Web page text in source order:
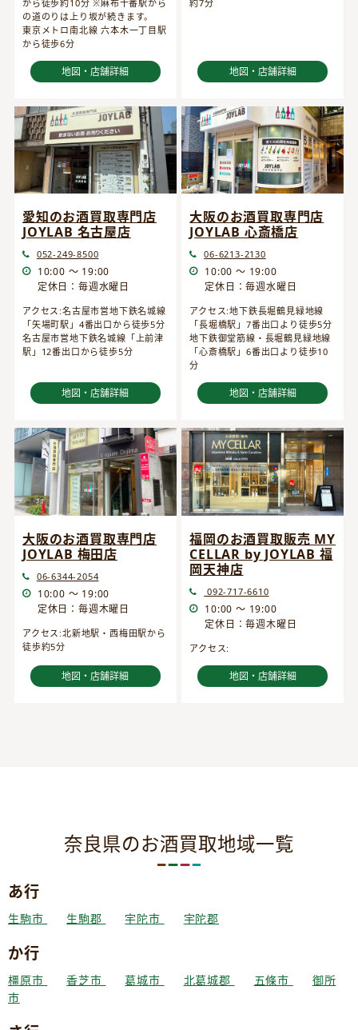
から徒歩約10分 ※麻布十番駅から
の道のりは上り坂が続きます。
東京メトロ南北線 六本木一丁目駅
から徒歩6分
地図・店舗詳細
約7分
地図・店舗詳細
愛知のお酒買取専門店
JOYLAB 名古屋店
052-249-8500
10:00 ～ 19:00
定休日：毎週水曜日
アクセス:名古屋市営地下鉄名城線
「矢場町駅」4番出口から徒歩5分
名古屋市営地下鉄名城線「上前津
駅」12番出口から徒歩5分
地図・店舗詳細
大阪のお酒買取専門店
JOYLAB 心斎橋店
06-6213-2130
10:00 ～ 19:00
定休日：毎週水曜日
アクセス:地下鉄長堀鶴見緑地線
「長堀橋駅」7番出口より徒歩5分
地下鉄御堂筋線・長堀鶴見緑地線
「心斎橋駅」6番出口より徒歩10
分
地図・店舗詳細
大阪のお酒買取専門店
JOYLAB 梅田店
06-6344-2054
10:00 ～ 19:00
定休日：毎週木曜日
アクセス:北新地駅・西梅田駅から
徒歩約5分
地図・店舗詳細
福岡のお酒買取販売 MY
CELLAR by JOYLAB 福
岡天神店
092-717-6610
10:00 ～ 19:00
定休日：毎週木曜日
アクセス:
地図・店舗詳細
奈良県のお酒買取地域一覧
あ行
生駒市 生駒郡 宇陀市 宇陀郡
か行
橿原市 香芝市 葛城市 北葛城郡 五條市
御所
市